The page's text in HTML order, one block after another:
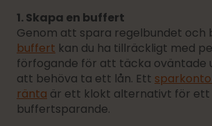
1. Skapa en buffert
Genom att spara regelbundet och
buffert kan du ha tillräckligt med
förfogande för att täcka oväntade
att behöva ta ett lån. Ett
ränta är ett klokt alternativt för ett
buffertsparande.